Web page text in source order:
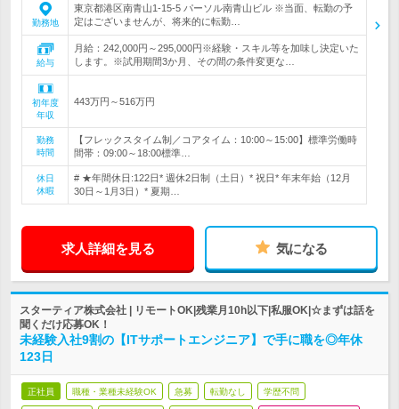
勤務地
東京都港区南青山1-15-5 パーソル南青山ビル ※当面、転勤の予
定はございませんが、将来的に転勤…
給与
月給：242,000円～295,000円※経験・スキル等を加味し決定いた
します。※試用期間3か月、その間の条件変更な…
初年度
年収
443万円～516万円
勤務
時間
【フレックスタイム制／コアタイム：10:00～15:00】標準労働時
間帯：09:00～18:00標準…
休日
休暇
# ★年間休日:122日* 週休2日制（土日）* 祝日* 年末年始（12月
30日～1月3日）* 夏期…
求人詳細を見る 気になる
スターティア株式会社 | リモートOK|残業月10h以下|私服OK|☆まずは話を
聞くだけ応募OK！
未経験入社9割の【ITサポートエンジニア】で手に職を◎年休
123日
正社員 職種・業種未経験OK 急募 転勤なし 学歴不問